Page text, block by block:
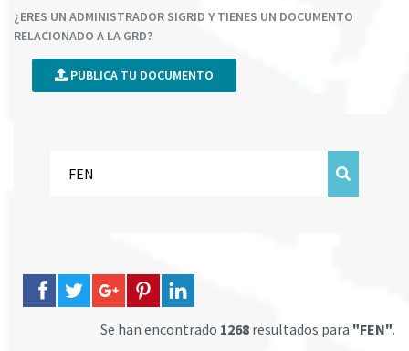
¿ERES UN ADMINISTRADOR SIGRID Y TIENES UN DOCUMENTO
RELACIONADO A LA GRD?
PUBLICA TU DOCUMENTO
Se han encontrado 1268 resultados para "FEN".